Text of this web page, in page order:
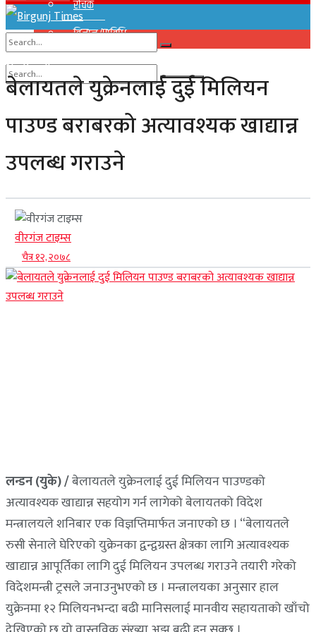
रोचक
विज्ञान/प्राविधि
No Result
View All Result
No Result
View All Result
बेलायतले युक्रेनलाई दुई मिलियन
पाउण्ड बराबरको अत्यावश्यक खाद्यान्न
उपलब्ध गराउने
वीरगंज टाइम्स
चैत्र १२, २०७८
लन्डन (युके) /बेलायतले युक्रेनलाई दुई मिलियन पाउण्डको
अत्यावश्यक खाद्यान्न सहयोग गर्न लागेको बेलायतको विदेश
मन्त्रालयले शनिबार एक विज्ञप्तिमार्फत जनाएको छ । “बेलायतले
रुसी सेनाले घेरिएको युक्रेनका द्वन्द्वग्रस्त क्षेत्रका लागि अत्यावश्यक
खाद्यान्न आपूर्तिका लागि दुई मिलियन उपलब्ध गराउने तयारी गरेको
विदेशमन्त्री ट्रसले जनाउनुभएको छ । मन्त्रालयका अनुसार हाल
युक्रेनमा १२ मिलियनभन्दा बढी मानिसलाई मानवीय सहायताको खाँचो